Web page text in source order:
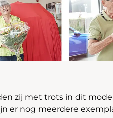
zij met trots in dit
er nog meerdere